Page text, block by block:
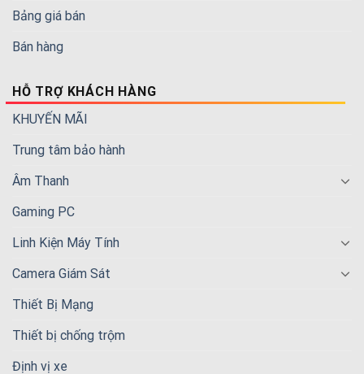
Bảng giá bán
Bán hàng
HỖ TRỢ KHÁCH HÀNG
KHUYẾN MÃI
Trung tâm bảo hành
Âm Thanh
Gaming PC
Linh Kiện Máy Tính
Camera Giám Sát
Thiết Bị Mạng
Thiết bị chống trộm
Định vị xe